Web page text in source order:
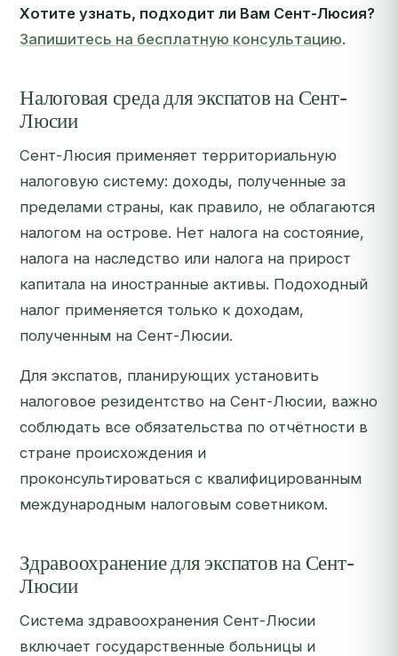
Хотите узнать, подходит ли Вам Сент-Люсия?
Запишитесь на бесплатную консультацию.
Налоговая среда для экспатов на Сент-
Люсии
Сент-Люсия применяет территориальную
налоговую систему: доходы, полученные за
пределами страны, как правило, не облагаются
налогом на острове. Нет налога на состояние,
налога на наследство или налога на прирост
капитала на иностранные активы. Подоходный
налог применяется только к доходам,
полученным на Сент-Люсии.
Для экспатов, планирующих установить
налоговое резидентство на Сент-Люсии, важно
соблюдать все обязательства по отчётности в
стране происхождения и
проконсультироваться с квалифицированным
международным налоговым советником.
Здравоохранение для экспатов на Сент-
Люсии
Система здравоохранения Сент-Люсии
включает государственные больницы и